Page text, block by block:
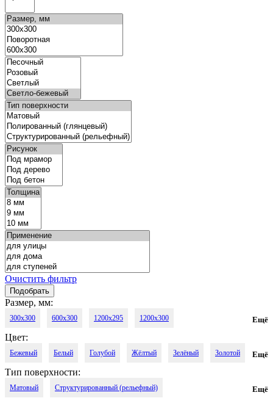
Очистить фильтр
Размер, мм:
300x300 600x300 1200x295 1200x300
1200x320 с капиносом Г 30 мм
Ещё
Цвет:
Бежевый Белый Голубой Жёлтый Зелёный Золотой
Коричневый Кофейный
Ещё
Тип поверхности:
Матовый Структурированный (рельефный) Ещё